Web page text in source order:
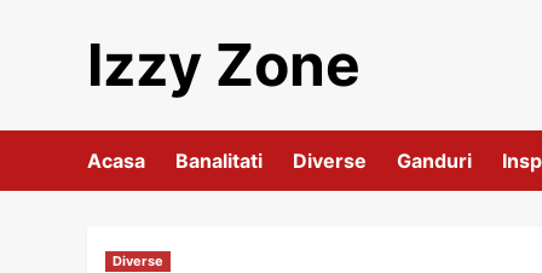
Izzy Zone
Acasa Banalitati Diverse Ganduri
Diverse